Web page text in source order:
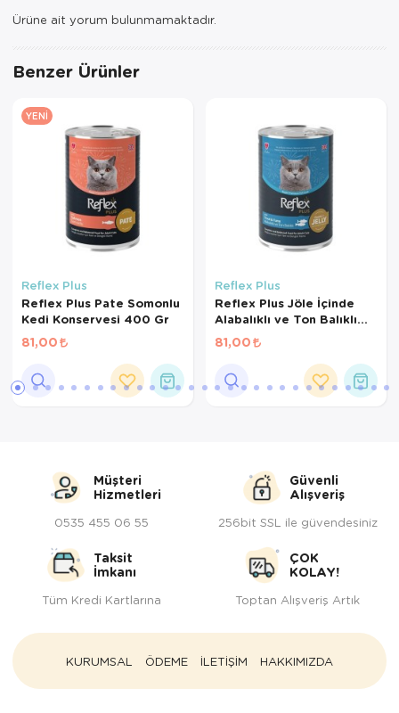
Ürüne ait yorum bulunmamaktadır.
Benzer Ürünler
YENI
Reflex Plus
Reflex Plus Pate Somonlu
Kedi Konservesi 400 Gr
81,00
Reflex Plus
Reflex Plus Jöle İçinde
Alabalıklı ve Ton Balıklı
Yetişkin Kedi Konservesi
400 Gr
81,00
Müşteri
Hizmetleri
0535 455 06 55
Güvenli
Alışveriş
256bit SSL ile güvendesiniz
Taksit
İmkanı
Tüm Kredi Kartlarına
ÇOK
KOLAY!
Toptan Alışveriş Artık
KURUMSAL ÖDEME İLETİŞİM HAKKIMIZDA